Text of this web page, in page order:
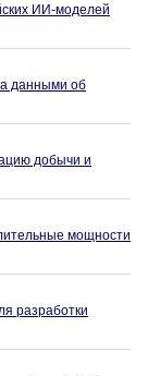
ИИ-моделей
данными об
добычи и
мощности
разработки